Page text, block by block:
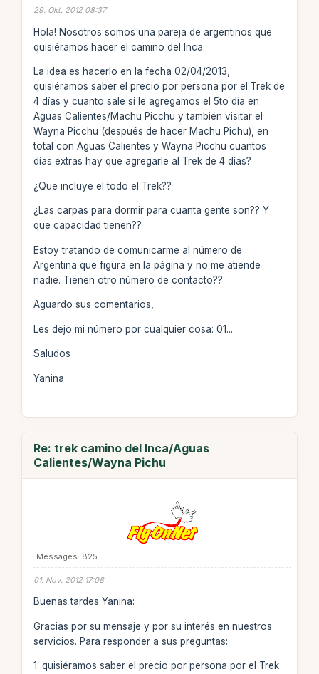
29. Okt. 2012 08:37
Hola! Nosotros somos una pareja de argentinos que
quisiéramos hacer el camino del Inca.
La idea es hacerlo en la fecha 02/04/2013,
quisiéramos saber el precio por persona por el Trek de
4 días y cuanto sale si le agregamos el 5to día en
Aguas Calientes/Machu Picchu y también visitar el
Wayna Picchu (después de hacer Machu Pichu), en
total con Aguas Calientes y Wayna Picchu cuantos
días extras hay que agregarle al Trek de 4 días?
¿Que incluye el todo el Trek??
¿Las carpas para dormir para cuanta gente son?? Y
que capacidad tienen??
Estoy tratando de comunicarme al número de
Argentina que figura en la página y no me atiende
nadie. Tienen otro número de contacto??
Aguardo sus comentarios,
Les dejo mi número por cualquier cosa: 01...
Saludos
Yanina
Re: trek camino del Inca/Aguas
Calientes/Wayna Pichu
Messages: 825
01. Nov. 2012 17:08
Buenas tardes Yanina:
Gracias por su mensaje y por su interés en nuestros
servicios. Para responder a sus preguntas:
1. quisiéramos saber el precio por persona por el Trek